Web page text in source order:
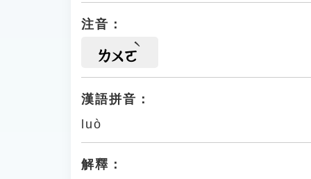
注音：
ㄌㄨㄛ
漢語拼音：
luò
解釋：